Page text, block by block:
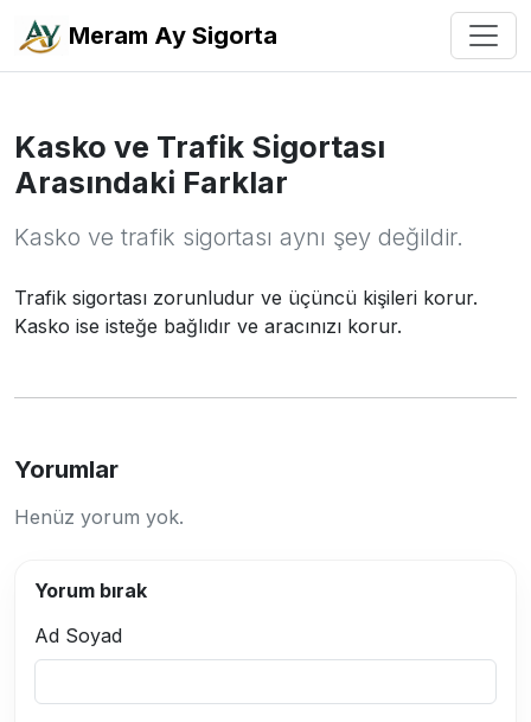
Meram Ay Sigorta
Kasko ve Trafik Sigortası
Arasındaki Farklar
Kasko ve trafik sigortası aynı şey değildir.
Trafik sigortası zorunludur ve üçüncü kişileri korur.
Kasko ise isteğe bağlıdır ve aracınızı korur.
Yorumlar
Henüz yorum yok.
Yorum bırak
Ad Soyad